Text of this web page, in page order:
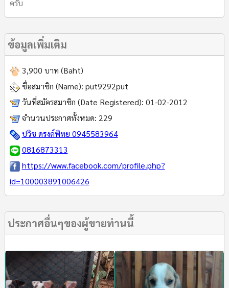
ครับ
ข้อมูลเพิ่มเติม
3,900 บาท (Baht)
ชื่อสมาชิก (Name): put9292put
วันที่สมัครสมาชิก (Date Registered): 01-02-2012
จำนวนประกาศทั้งหมด: 229
ปวิช ดรงค์พิทย 0945583964
0816873313
https://www.facebook.com/profile.php?
id=100003891006426
ประกาศอื่นๆของผู้ขายท่านนี้